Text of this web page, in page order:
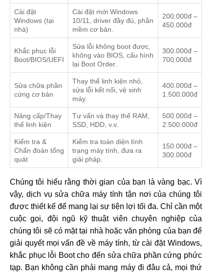
Cài đặt
Windows (tại
nhà)
Cài đặt mới Windows
10/11, driver đầy đủ, phần
mềm cơ bản.
200.000đ –
450.000đ
Khắc phục lỗi
Boot/BIOS/UEFI
Sửa lỗi không boot được,
không vào BIOS, cấu hình
lại Boot Order.
300.000đ –
700.000đ
Sửa chữa phần
cứng cơ bản
Thay thế linh kiện nhỏ,
sửa lỗi kết nối, vệ sinh
máy.
400.000đ –
1.500.000đ
Nâng cấp/Thay
thế linh kiện
Tư vấn và thay thế RAM,
SSD, HDD, v.v.
500.000đ –
2.500.000đ
Kiểm tra &
Chẩn đoán tổng
quát
Kiểm tra toàn diện tình
trạng máy tính, đưa ra
giải pháp.
150.000đ –
300.000đ
Chúng tôi hiểu rằng thời gian của bạn là vàng bạc. Vì
vậy, dịch vụ sửa chữa máy tính tận nơi của chúng tôi
được thiết kế để mang lại sự tiện lợi tối đa. Chỉ cần một
cuộc gọi, đội ngũ kỹ thuật viên chuyên nghiệp của
chúng tôi sẽ có mặt tại nhà hoặc văn phòng của bạn để
giải quyết mọi vấn đề về máy tính, từ cài đặt Windows,
khắc phục lỗi Boot cho đến sửa chữa phần cứng phức
tạp. Bạn không cần phải mang máy đi đâu cả, mọi thứ